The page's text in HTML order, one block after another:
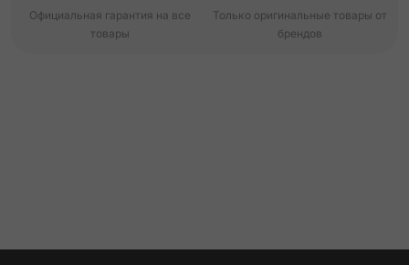
Официальная гарантия на все
товары
Только оригинальные товары от
брендов